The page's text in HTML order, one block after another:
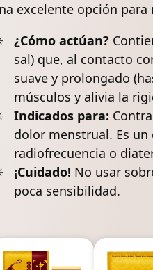
excelente opción
¿Cómo actúan?
sal) que, al contacto
suave y prolongado
músculos y alivia la
Indicados para:
dolor menstrual. Es
radiofrecuencia o
¡Cuidado! No usar
poca sensibilidad.